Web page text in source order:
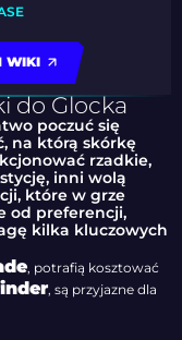
WIKI
do Glocka
poczuć się
na którą skórkę
rzadkie,
inni wolą
które w grze
od preferencji,
kilka kluczowych
, potrafią kosztować
, są przyjazne dla